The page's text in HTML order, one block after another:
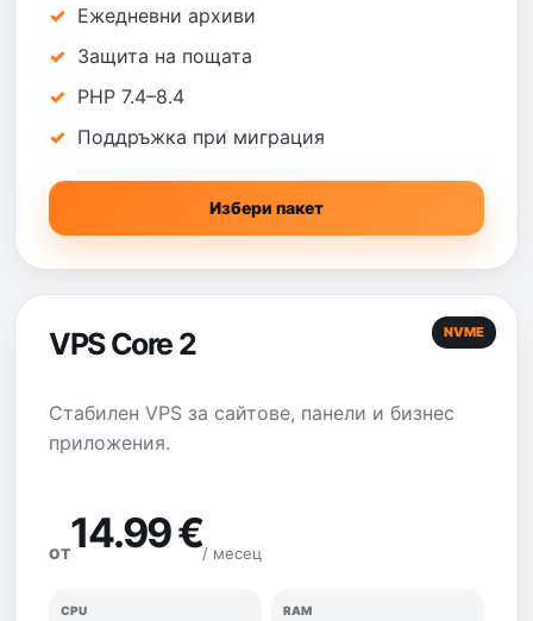
Ежедневни архиви
Защита на пощата
PHP 7.4–8.4
Поддръжка при миграция
Избери пакет
NVME
VPS Core 2
Стабилен VPS за сайтове, панели и бизнес
приложения.
ОТ14.99 €/ месец
CPU RAM